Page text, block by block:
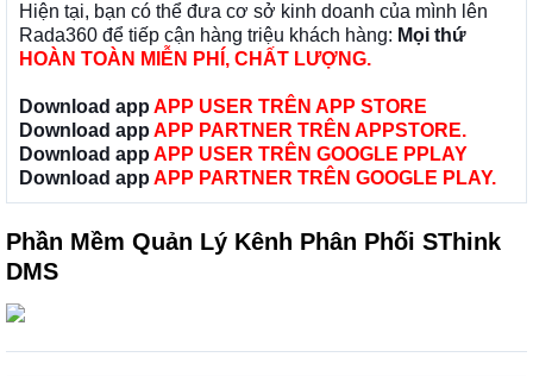
Hiện tại, bạn có thể đưa cơ sở kinh doanh của mình lên
Rada360 để tiếp cận hàng triệu khách hàng: Mọi thứ
HOÀN TOÀN MIỄN PHÍ, CHẤT LƯỢNG.
Download app APP USER TRÊN APP STORE
Download app APP PARTNER TRÊN APPSTORE.
Download app APP USER TRÊN GOOGLE PPLAY
Download app APP PARTNER TRÊN GOOGLE PLAY.
Phần Mềm Quản Lý Kênh Phân Phối SThink
DMS